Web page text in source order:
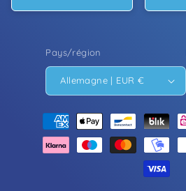
Pays/région
Allemagne | EUR €
Moyens
paiement